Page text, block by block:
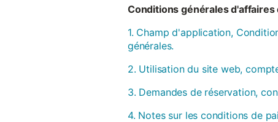
Conditions générales d'affaires
1. Champ d'application,
générales.
2. Utilisation du site web,
3. Demandes de réservation,
4. Notes sur les conditions de